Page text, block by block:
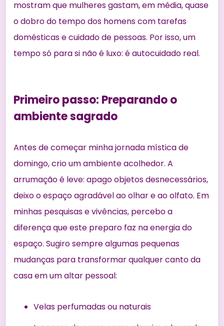
mostram que mulheres gastam, em média, quase
o dobro do tempo dos homens com tarefas
domésticas e cuidado de pessoas. Por isso, um
tempo só para si não é luxo: é autocuidado real.
Primeiro passo: Preparando o
ambiente sagrado
Antes de começar minha jornada mística de
domingo, crio um ambiente acolhedor. A
arrumação é leve: apago objetos desnecessários,
deixo o espaço agradável ao olhar e ao olfato. Em
minhas pesquisas e vivências, percebo a
diferença que este preparo faz na energia do
espaço. Sugiro sempre algumas pequenas
mudanças para transformar qualquer canto da
casa em um altar pessoal:
Velas perfumadas ou naturais